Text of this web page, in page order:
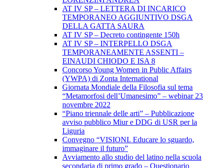
AT IV SP – LETTERA DI INCARICO
TEMPORANEO AGGIUNTIVO DSGA
DELLA GATTA SAURA
AT IV SP – Decreto contingente 150h
AT IV SP – INTERPELLO DSGA
TEMPORANEAMENTE ASSENTI –
EINAUDI CHIODO E ISA 8
Concorso Young Women in Public Affairs
(YWPA) di Zonta International
Giornata Mondiale della Filosofia sul tema
“Metamorfosi dell’Umanesimo” – webinar 23
novembre 2022
“Piano triennale delle arti” – Pubblicazione
avviso pubblico Miur e DDG di USR per la
Liguria
Convegno “VISIONI. Educare lo sguardo,
immaginare il futuro”
Avviamento allo studio del latino nella scuola
secondaria di primo grado – Questionario